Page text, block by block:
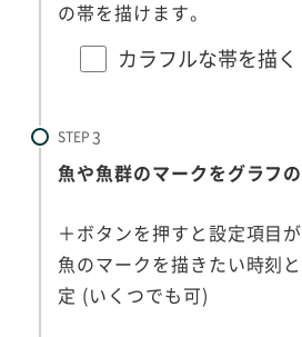
の帯を描けます。
カラフルな帯を描く
STEP
魚や魚群のマークをグラフ
＋ボタンを押すと設定項目
魚のマークを描きたい時刻
定 (いくつでも可)